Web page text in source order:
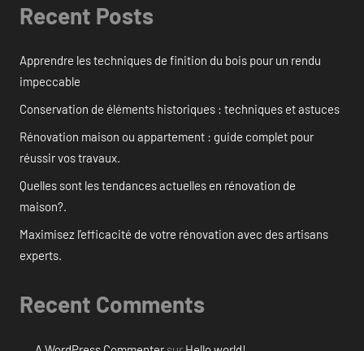
Recent Posts
Apprendre les techniques de finition du bois pour un rendu
impeccable
Conservation de éléments historiques : techniques et astuces
Rénovation maison ou appartement : guide complet pour
réussir vos travaux.
Quelles sont les tendances actuelles en rénovation de
maison?.
Maximisez l’efficacité de votre rénovation avec des artisans
experts.
Recent Comments